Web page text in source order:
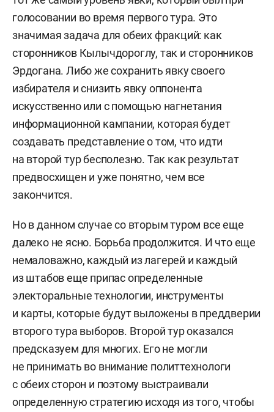
голосовании во время первого тура. Это
значимая задача для обеих фракций: как
сторонников Кылычдороглу, так и сторонников
Эрдогана. Либо же сохранить явку своего
избирателя и снизить явку оппонента
искусственно или с помощью нагнетания
информационной кампании, которая будет
создавать представление о том, что идти
на второй тур бесполезно. Так как результат
предвосхищен и уже понятно, чем все
закончится.
Но в данном случае со вторым туром все еще
далеко не ясно. Борьба продолжится. И что еще
немаловажно, каждый из лагерей и каждый
из штабов еще припас определенные
электоральные технологии, инструменты
и карты, которые будут выложены в преддверии
второго тура выборов. Второй тур оказался
предсказуем для многих. Его не могли
не принимать во внимание политтехнологи
с обеих сторон и поэтому выстраивали
определенную стратегию исходя из того, чтобы